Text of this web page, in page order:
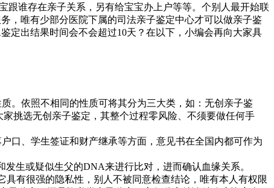
跟谁存在亲子关系，另有给宝宝办上户等等。个别人最开始联
，唯有少部分医院下属的司法亲子鉴定中心才可以做亲子鉴
定出结果时间会不会超过10天？在以下，小编会再向大家具
。依照不相同的性质可将其分为三大类，如：无创亲子鉴
挑选无创亲子鉴定，其整个过程零风险、不须要做任何手
口、学生签证和财产继承等方面，意见书在全国内都可作为
生或疑似生父的DNA来进行比对，进而确认血缘关系。
有很强的隐私性，别人不被同意检查结论，唯有本人有权限